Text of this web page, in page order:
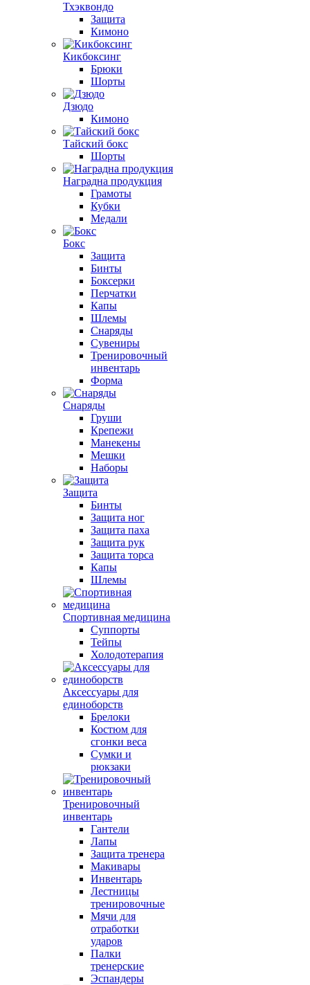
Тхэквондо
Защита
Кимоно
Кикбоксинг
Брюки
Шорты
Дзюдо
Кимоно
Тайский бокс
Шорты
Наградна продукция
Грамоты
Кубки
Медали
Бокс
Защита
Бинты
Боксерки
Перчатки
Капы
Шлемы
Снаряды
Сувениры
Тренировочный
инвентарь
Форма
Снаряды
Груши
Крепежи
Манекены
Мешки
Наборы
Защита
Бинты
Защита ног
Защита паха
Защита рук
Защита торса
Капы
Шлемы
Спортивная медицина
Суппорты
Тейпы
Холодотерапия
Аксессуары для
единоборств
Брелоки
Костюм для
сгонки веса
Сумки и
рюкзаки
Тренировочный
инвентарь
Гантели
Лапы
Защита тренера
Макивары
Инвентарь
Лестницы
тренировочные
Мячи для
отработки
ударов
Палки
тренерские
Эспандеры